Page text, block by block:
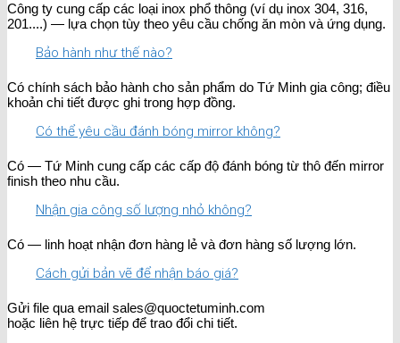
Công ty cung cấp các loại inox phổ thông (ví dụ inox 304, 316,
201....) — lựa chọn tùy theo yêu cầu chống ăn mòn và ứng dụng.
Bảo hành như thế nào?
Có chính sách bảo hành cho sản phẩm do Tứ Minh gia công; điều
khoản chi tiết được ghi trong hợp đồng.
Có thể yêu cầu đánh bóng mirror không?
Có — Tứ Minh cung cấp các cấp độ đánh bóng từ thô đến mirror
finish theo nhu cầu.
Nhận gia công số lượng nhỏ không?
Có — linh hoạt nhận đơn hàng lẻ và đơn hàng số lượng lớn.
Cách gửi bản vẽ để nhận báo giá?
Gửi file qua email sales@quoctetuminh.com
hoặc liên hệ trực tiếp để trao đổi chi tiết.